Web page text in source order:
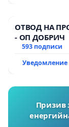
ОТВОД НА
- ОП ДОБРИЧ
593 подписи
Уведомление
Призив